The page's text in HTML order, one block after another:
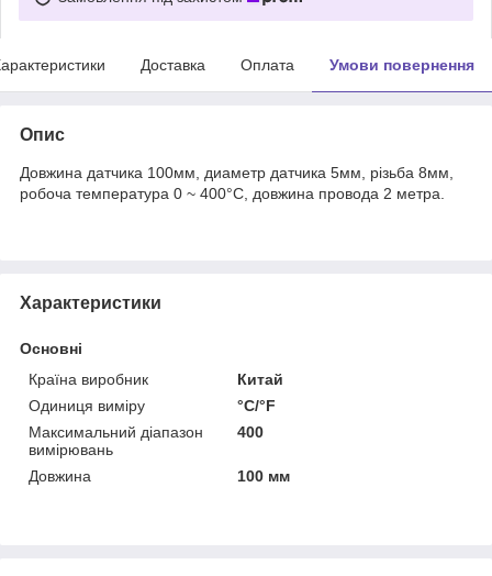
Доставка Оплата Умови повернення
Опис
Довжина датчика 100мм, диаметр датчика 5мм, різьба 8мм,
робоча температура 0 ~ 400°C, довжина провода 2 метра.
Характеристики
Основні
Країна виробник
Китай
Одиниця виміру
°С/°F
Максимальний діапазон
вимірювань
400
Довжина 100 мм